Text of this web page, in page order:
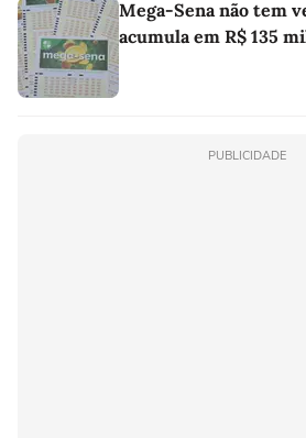
Mega-Sena não tem
acumula em R$ 135
PUBLICIDADE